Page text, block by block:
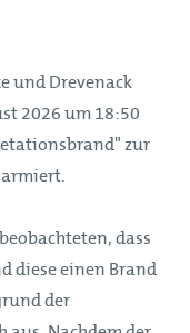
und Drevenack
2026 um 18:50
zur
dass
diese einen Brand
der